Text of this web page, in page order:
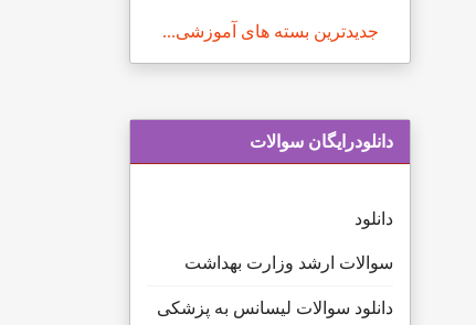
جدیدترین بسته های آموزشی...
دانلودرایگان سوالات
دانلود
سوالات ارشد وزارت بهداشت
دانلود سوالات لیسانس به پزشکی